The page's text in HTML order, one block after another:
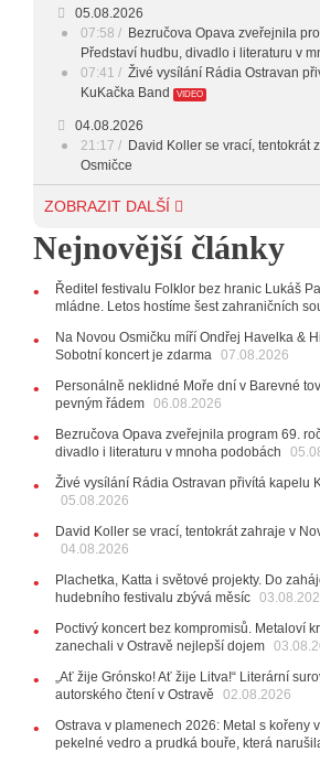
19:00 - 20:00
20:00 - 23:00 VEČERNÍ MIX
23:00 - 00:00 POTICHU
05.08.2026
07:58
Bezručova Opava zveřejnila
Představí hudbu, divadlo i literaturu v
07:41
Živé vysílání Rádia Ostravan
KuKačka Band
VIDEO
04.08.2026
21:17
David Koller se vrací, tentokrát
Osmičce
03.08.2026
Svatováclavského hudebního festivalu
29.07.2026
11:00
Do Ostravy se vrací britští
listopadu v klubu Barrák
VIDEO
10:33
Úsměvné historky ze života
Verše: Od zapomenutých baterek až po
28.07.2026
jen několik desítek posledních
27.07.2026
20:44
10:06
Ladná Čeladná nabídne
Kirschner, návštěvníci nově zaplatí už
24.07.2026
Zpěvačka Tanja vydala nové EP
22.07.2026
roku jsme upgradovali naši show
AUDIO
20:09
Na Novou Osmičku míří Bára
Výrazná osobnost české alternativní
ZOBRAZIT DALŠÍ
Nejnovější články
Ředitel festivalu Folklor bez hranic Lukáš
mládne. Letos hostíme šest zahraničních
Na Novou Osmičku míří Ondřej Havelka &
Sobotní koncert je zdarma
07.08.2026
Personálně neklidné Moře dní v Barevné
pevným řádem 06.08.2026
Bezručova Opava zveřejnila program 69.
divadlo i literaturu v mnoha podobách
Živé vysílání Rádia Ostravan přivítá kapelu
05.08.2026
David Koller se vrací, tentokrát zahraje v
04.08.2026
Plachetka, Katta i světové projekty. Do
hudebního festivalu zbývá měsíc
Poctivý koncert bez kompromisů. Metaloví
zanechali v Ostravě nejlepší dojem
„Ať žije Grónsko! Ať žije Litva!“ Literární
autorského čtení v Ostravě
02.08.2026
Ostrava v plamenech 2026: Metal s kořeny
pekelné vedro a prudká bouře, která